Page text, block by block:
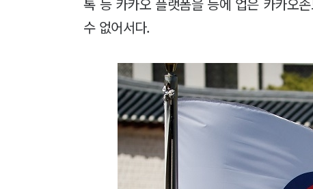
수 없어서다.